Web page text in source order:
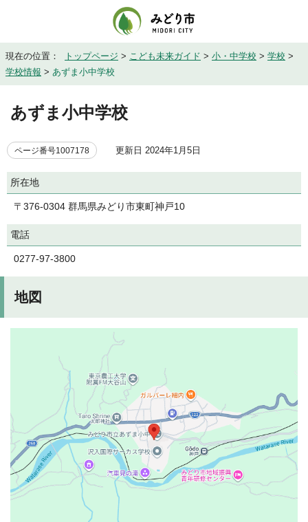
現在の位置： トップページ > こども未来ガイド > 小・中学校 > 学校 >
学校情報 > あずま小中学校
あずま小中学校
ページ番号1007178 更新日 2024年1月5日
所在地
〒376-0304 群馬県みどり市東町神戸10
電話
0277-97-3800
地図